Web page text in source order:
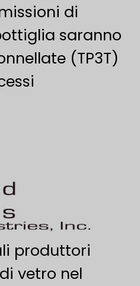
di
saranno
(TP3T)
produttori
vetro nel